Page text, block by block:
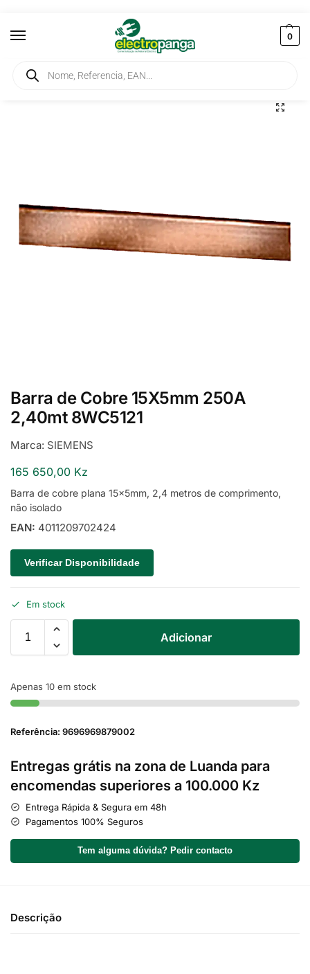
0
Início / Elementos de Ligação / Barramentos
Barra de Cobre 15X5mm 250A
2,40mt 8WC5121
Marca: SIEMENS
165 650,00 Kz
Barra de cobre plana 15x5mm, 2,4 metros de comprimento,
não isolado
EAN: 4011209702424
Verificar Disponibilidade
Em stock
Adicionar
Apenas 10 em stock
Referência: 9696969879002
Entregas grátis na zona de Luanda para
encomendas superiores a 100.000 Kz
Entrega Rápida & Segura em 48h
Pagamentos 100% Seguros
Tem alguma dúvida? Pedir contacto
Descrição